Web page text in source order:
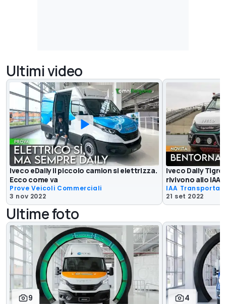
Ultimi video
Iveco eDaily il piccolo camion si elettrizza.
Ecco come va
Prove Veicoli Commerciali
3 nov 2022
Iveco Daily
rivivono allo IAA
IAA
21 set 2022
Ultime foto
9 4